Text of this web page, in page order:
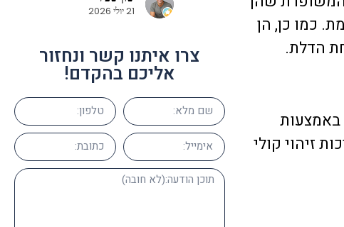
כמו כן, הן
הדלת.
באמצעות
זיהוי קולי
23 יוני 2026
מאוד וממליצים על
צרו איתנו קשר ונחזור
אליכם בהקדם!